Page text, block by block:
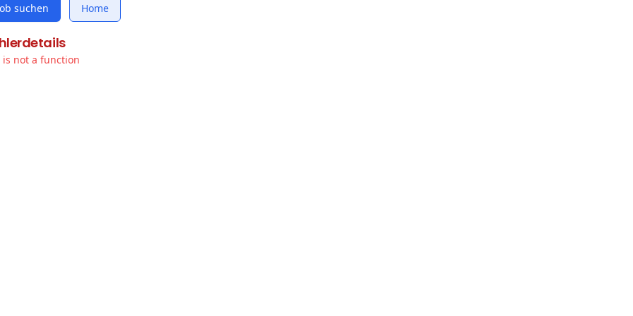
suchen Home
is not a function